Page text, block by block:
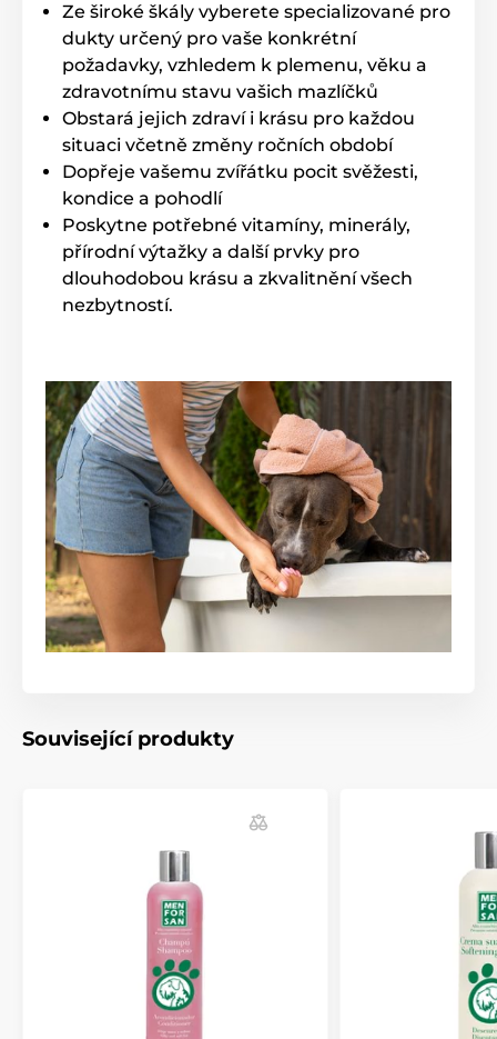
Ze široké škály vyberete specializované pro
dukty určený pro vaše konkrétní
požadavky, vzhledem k plemenu, věku a
zdravotnímu stavu vašich mazlíčků
Obstará jejich zdraví i krásu pro každou
situaci včetně změny ročních období
Dopřeje vašemu zvířátku pocit svěžesti,
kondice a pohodlí
Poskytne potřebné vitamíny, minerály,
přírodní výtažky a další prvky pro
dlouhodobou krásu a zkvalitnění všech
nezbytností.
Související produkty